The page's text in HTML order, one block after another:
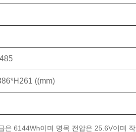
((mm)
은 6144Wh이며 명목 전압은 25.6V이며